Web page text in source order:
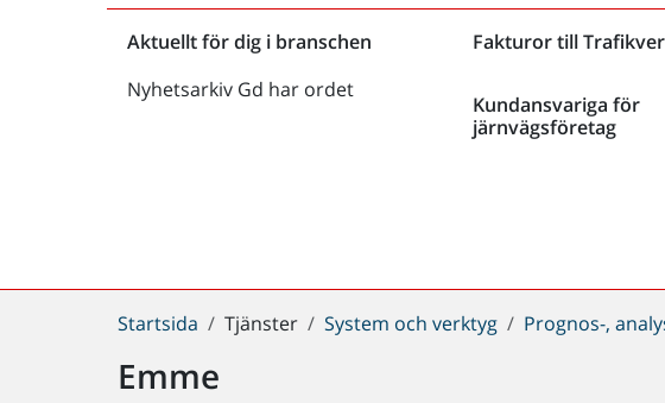
Aktuellt för dig i branschen
Nyhetsarkiv Gd har ordet
Fakturor till
Kundansvariga för
järnvägsföretag
Du
här:
Startsida Tjänster System och verktyg Prognos-,
Emme